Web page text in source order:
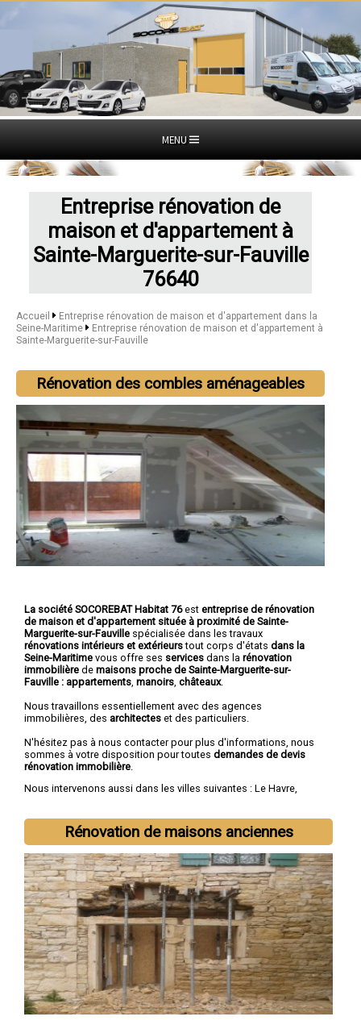
MENU
Entreprise rénovation de
maison et d'appartement à
Sainte-Marguerite-sur-Fauville
76640
Accueil
Entreprise rénovation de maison et d'appartement dans la
Seine-Maritime
Entreprise rénovation de maison et d'appartement à
Sainte-Marguerite-sur-Fauville
Rénovation des combles aménageables
La société SOCOREBAT Habitat 76est entreprise de rénovation
de maison et d'appartement située à proximité de Sainte-
Marguerite-sur-Fauville spécialisée dans les travaux
rénovations intérieurs et extérieurstout corps d'états dans la
Seine-Maritime vous offre ses services dans la rénovation
immobilière de maisons proche de Sainte-Marguerite-sur-
Fauville : appartements manoirs châteaux.
Nous travaillons essentiellement avec des agences
immobilières, des architectes et des particuliers.
N'hésitez pas à nous contacter pour plus d'informations, nous
sommes à votre disposition pour toutes demandes de devis
rénovation immobilière
Nous intervenons aussi dans les villes suivantes : Le Havre,
Elbeuf
Rénovation de maisons anciennes